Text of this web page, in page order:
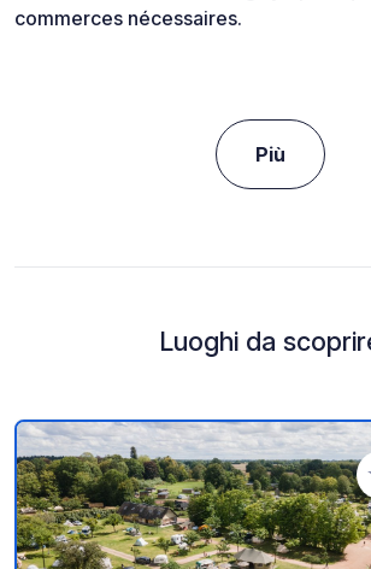
commerces nécessaires.
Più
Luoghi da